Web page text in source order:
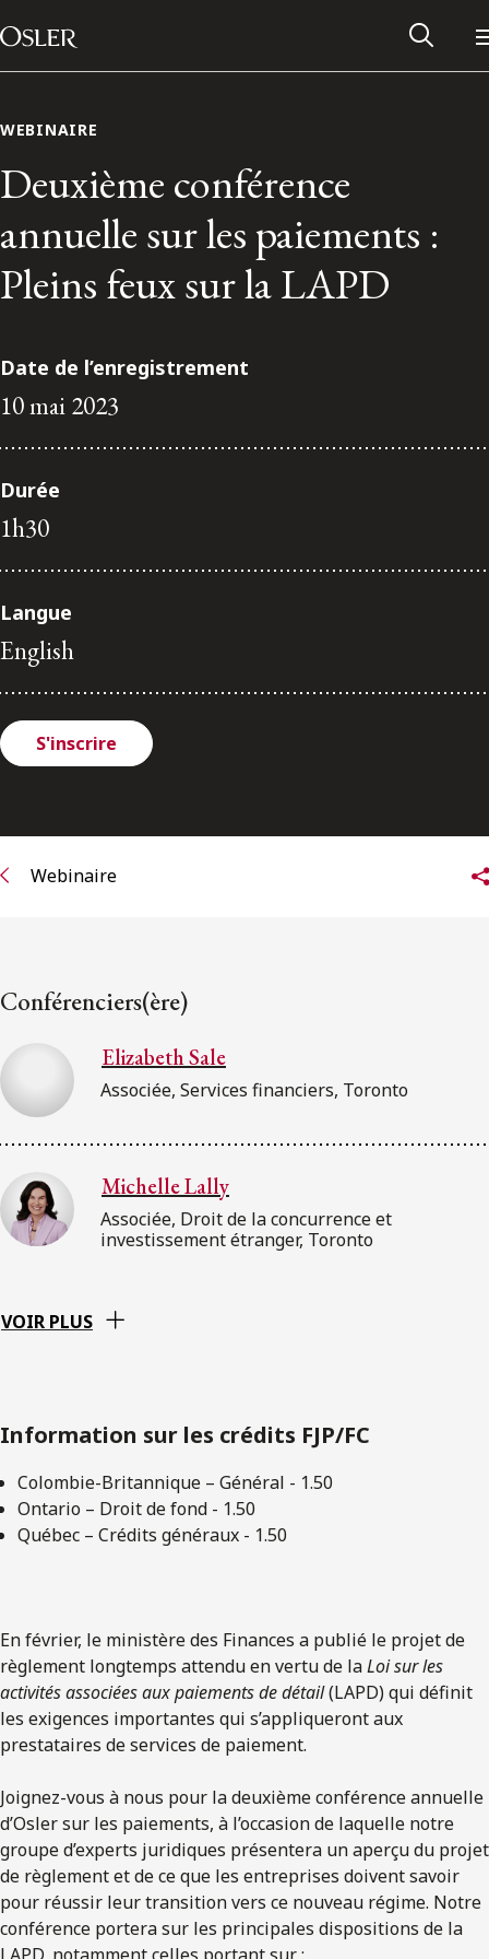
Passer au contenu
Main Navigation
Réseau des anciens d’Osler
Contactez-nous
ENGLISH
S’abonner aux articles Osler
WEBINAIRE
Deuxième conférence
annuelle sur les paiements :
Pleins feux sur la LAPD
Date de l’enregistrement
10 mai 2023
Durée
1h30
Langue
English
S'inscrire
Webinaire
Conférenciers(ère)
Elizabeth Sale
Associée, Services financiers, Toronto
Michelle Lally
Associée, Droit de la concurrence et
investissement étranger, Toronto
VOIR PLUS
Information sur les crédits FJP/FC
Colombie-Britannique – Général - 1.50
Ontario – Droit de fond - 1.50
Québec – Crédits généraux - 1.50
En février, le ministère des Finances a publié le projet de
règlement longtemps attendu en vertu de laLoi sur les
activités associées aux paiements de détail(LAPD) qui définit
les exigences importantes qui s’appliqueront aux
prestataires de services de paiement.
Joignez-vous à nous pour la deuxième conférence annuelle
d’Osler sur les paiements, à l’occasion de laquelle notre
groupe d’experts juridiques présentera un aperçu du projet
de règlement et de ce que les entreprises doivent savoir
pour réussir leur transition vers ce nouveau régime. Notre
conférence portera sur les principales dispositions de la